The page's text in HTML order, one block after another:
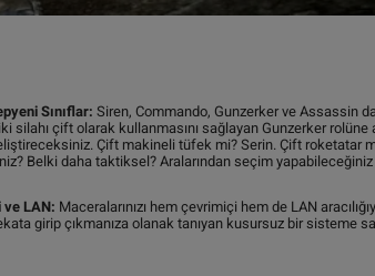
Sınıflar: Siren, Commando, Gunzerker ve Assassin
silahı çift olarak kullanmasını sağlayan Gunzerker
Çift makineli tüfek mi? Serin. Çift roketatar
Belki daha taktiksel? Aralarından seçim yapabileceğiniz
LAN: Maceralarınızı hem çevrimiçi hem de LAN
girip çıkmanıza olanak tanıyan kusursuz bir sisteme